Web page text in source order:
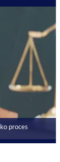
proces